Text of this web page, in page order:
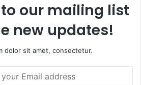
our mailing list
new updates!
dolor sit amet, consectetur.